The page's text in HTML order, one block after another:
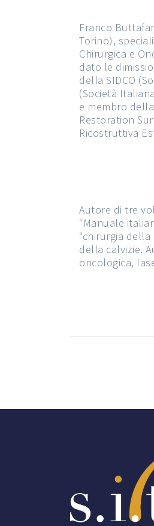
Franco
Torino),
Chirurgica e
dato le
della SIDCO
(Società
e membro
Restoration
Ricostruttiva
Autore di tre
“Manuale
“chirurgia
della calvizie.
oncologica,